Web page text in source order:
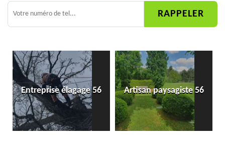
Entreprise élagage 56 Artisan paysagiste 56